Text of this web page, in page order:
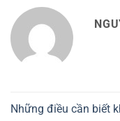
Những điều cần biết